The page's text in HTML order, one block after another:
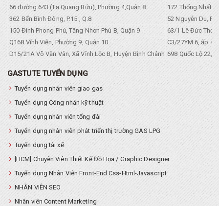
66 đường 643 (Tạ Quang Bửu), Phường 4,Quận 8
172 Thống Nhất.
362 Bến Bình Đông, P.15 , Q.8
52 Nguyễn Du,
150 Đình Phong Phú, Tăng Nhơn Phú B, Quận 9
63/1 Lê Đức Thọ,
Q168 Vĩnh Viễn, Phường 9, Quận 10
C3/27YM 6, ấp 4,
D15/21A Võ Văn Vân, Xã Vĩnh Lộc B, Huyện Bình Chánh 698 Quốc Lộ 22,
GASTUTE TUYỂN DỤNG
Tuyển dụng nhân viên giao gas
Tuyển dụng Công nhân kỹ thuật
Tuyển dụng nhân viên tổng đài
Tuyển dụng nhân viên phát triển thị trường GAS LPG
Tuyển dụng tài xế
[HCM] Chuyên Viên Thiết Kế Đồ Họa / Graphic Designer
Tuyển dụng Nhân Viên Front-End Css-Html-Javascript
NHÂN VIÊN SEO
Nhân viên Content Marketing